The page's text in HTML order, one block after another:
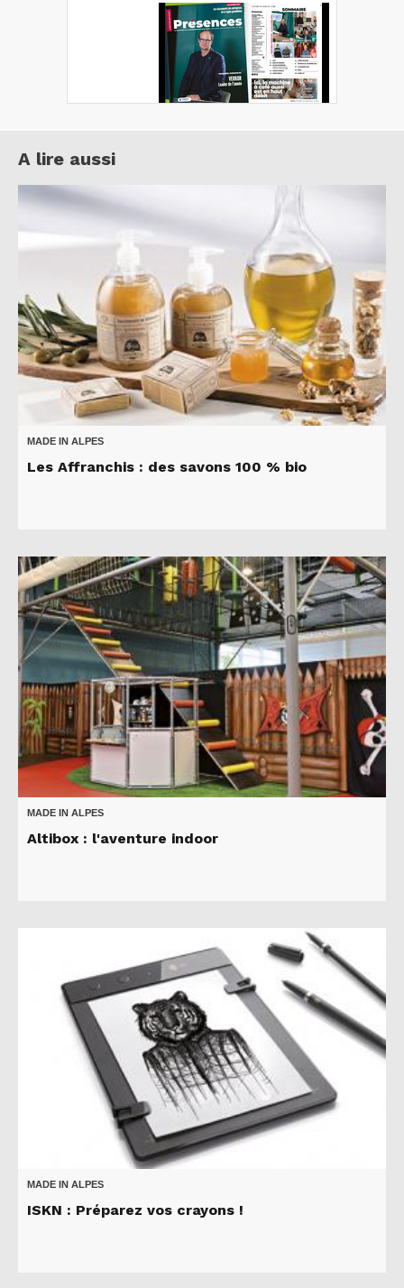
A lire aussi
MADE IN ALPES
Les Affranchis : des savons 100 % bio
MADE IN ALPES
Altibox : l'aventure indoor
MADE IN ALPES
ISKN : Préparez vos crayons !